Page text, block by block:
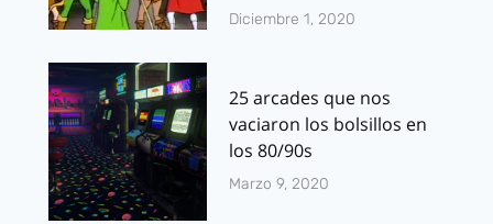
Diciembre 1, 2020
25 arcades que nos
vaciaron los bolsillos en
los 80/90s
Marzo 9, 2020